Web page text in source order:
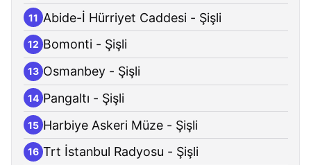
11 Abide-İ Hürriyet Caddesi - Şişli
12 Bomonti - Şişli
13 Osmanbey - Şişli
14 Pangaltı - Şişli
15 Harbiye Askeri Müze - Şişli
16 Trt İstanbul Radyosu - Şişli